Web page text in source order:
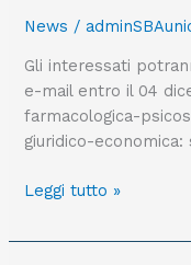
al
2017,
presenti
sugli
archivi
online
atenei.
News /
Gli interessati
e-mail entro il 04
farmacologica-
giuridico-economica:
ricerca
bibliografica
destinato
agli
studenti
devono
Leggi tutto »